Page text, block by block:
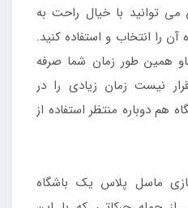
می توانید با خیال راحت به
را انتخاب و استفاده کنید.
همین طور زمان شما صرفه
نیست زمان زیادی را در
هم دوباره منتظر استفاده از
ماسل پلاس یک باشگاه